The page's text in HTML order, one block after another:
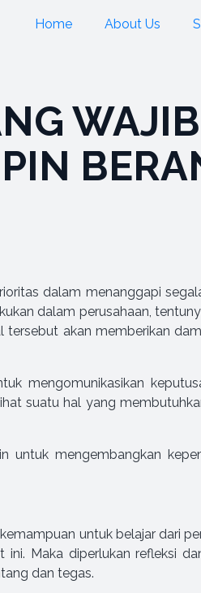
Home About Us
dalam menanggapi
dalam perusahaan,
akan memberikan
mengomunikasikan
suatu hal yang
mengembangkan
untuk belajar dari
Maka diperlukan refleksi
dan tegas.